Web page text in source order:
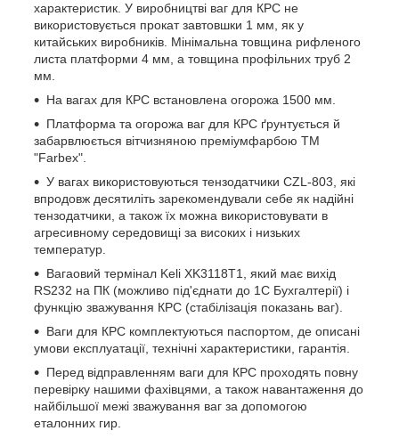
характеристик. У виробництві ваг для КРС не
використовується прокат завтовшки 1 мм, як у
китайських виробників. Мінімальна товщина рифленого
листа платформи 4 мм, а товщина профільних труб 2
мм.
На вагах для КРС встановлена огорожа 1500 мм.
Платформа та огорожа ваг для КРС ґрунтується й
забарвлюється вітчизняною преміумфарбою ТМ
"Farbex".
У вагах використовуються тензодатчики CZL-803, які
впродовж десятиліть зарекомендували себе як надійні
тензодатчики, а також їх можна використовувати в
агресивному середовищі за високих і низьких
температур.
Вагаовий термінал Keli XK3118T1, який має вихід
RS232 на ПК (можливо під'єднати до 1С Бухгалтерії) і
функцію зважування КРС (стабілізація показань ваг).
Ваги для КРС комплектуються паспортом, де описані
умови експлуатації, технічні характеристики, гарантія.
Перед відправленням ваги для КРС проходять повну
перевірку нашими фахівцями, а також навантаження до
найбільшої межі зважування ваг за допомогою
еталонних гир.